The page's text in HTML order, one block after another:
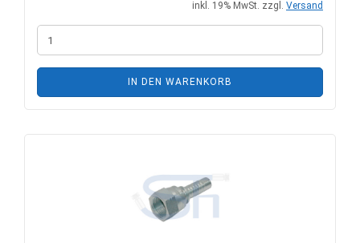
inkl. 19% MwSt. zzgl. Versand
IN DEN WARENKORB